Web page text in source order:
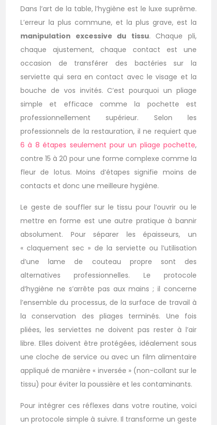
Dans l’art de la table, l’hygiène est le luxe suprême.
L’erreur la plus commune, et la plus grave, est la
manipulation excessive du tissu. Chaque pli,
chaque ajustement, chaque contact est une
occasion de transférer des bactéries sur la
serviette qui sera en contact avec le visage et la
bouche de vos invités. C’est pourquoi un pliage
simple et efficace comme la pochette est
professionnellement supérieur. Selon les
professionnels de la restauration, il ne requiert que
6 à 8 étapes seulement pour un pliage pochette,
contre 15 à 20 pour une forme complexe comme la
fleur de lotus. Moins d’étapes signifie moins de
contacts et donc une meilleure hygiène.
Le geste de souffler sur le tissu pour l’ouvrir ou le
mettre en forme est une autre pratique à bannir
absolument. Pour séparer les épaisseurs, un
« claquement sec » de la serviette ou l’utilisation
d’une lame de couteau propre sont des
alternatives professionnelles. Le protocole
d’hygiène ne s’arrête pas aux mains ; il concerne
l’ensemble du processus, de la surface de travail à
la conservation des pliages terminés. Une fois
pliées, les serviettes ne doivent pas rester à l’air
libre. Elles doivent être protégées, idéalement sous
une cloche de service ou avec un film alimentaire
appliqué de manière « inversée » (non-collant sur le
tissu) pour éviter la poussière et les contaminants.
Pour intégrer ces réflexes dans votre routine, voici
un protocole simple à suivre. Il transforme un geste